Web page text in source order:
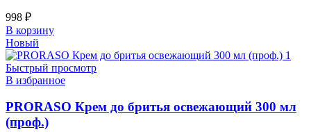
998 ₽
В корзину
Новый
Быстрый просмотр
В избранное
PRORASO Крем до бритья освежающий 300 мл
(проф.)